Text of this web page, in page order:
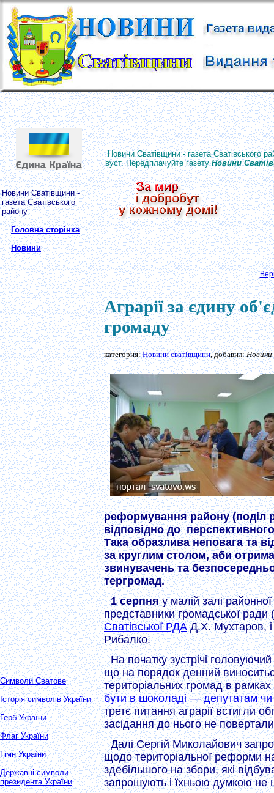
Новини Сватівщини -
газета Сватівського
району
Головна сторінка
Новини
Символи Сватове
Історія символів України
Герб України
Флаг України
Гімн України
Державні символи
президента України
Новини Сватівщини - газета Сватівського
вуст. Передплачуйте газетуНовини
Аграрії за єдину
громаду
категория:Новини сватівщини, добавил:
реформування району (поділ
відповідно до
Така образлива неповага та
за круглим столом, аби
звинувачень та
тергромад.
1 серпняу малій залі
представники громадської ради
Сватівської РДАД.Х. Мухтаров, і
Рибалко.
На початку зустрічі
що на порядок денний
територіальних громад в рамках
бути в шоколаді — депутатам чи
третє питання аграрії встигли
засідання до нього не
Далі Сергій Миколайович
щодо територіальної реформи
здебільшого на збори, які
запрошують і їхньою думкою не